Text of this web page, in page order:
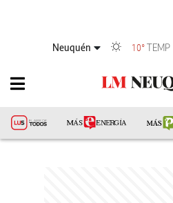
Neuquén 10°TEMP